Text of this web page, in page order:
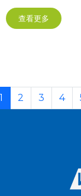
rực rỡ – nơi
tâm cùng thăng
查看更多
2 3 4